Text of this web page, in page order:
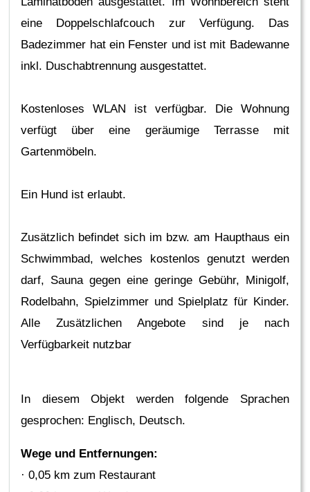
eine Doppelschlafcouch zur Verfügung. Das
Badezimmer hat ein Fenster und ist mit Badewanne
inkl. Duschabtrennung ausgestattet.
Kostenloses WLAN ist verfügbar. Die Wohnung
verfügt über eine geräumige Terrasse mit
Gartenmöbeln.
Ein Hund ist erlaubt.
Zusätzlich befindet sich im bzw. am Haupthaus ein
Schwimmbad, welches kostenlos genutzt werden
darf, Sauna gegen eine geringe Gebühr, Minigolf,
Rodelbahn, Spielzimmer und Spielplatz für Kinder.
Alle Zusätzlichen Angebote sind je nach
Verfügbarkeit nutzbar
In diesem Objekt werden folgende Sprachen
gesprochen: Englisch, Deutsch.
Wege und Entfernungen:
· 0,05 km zum Restaurant